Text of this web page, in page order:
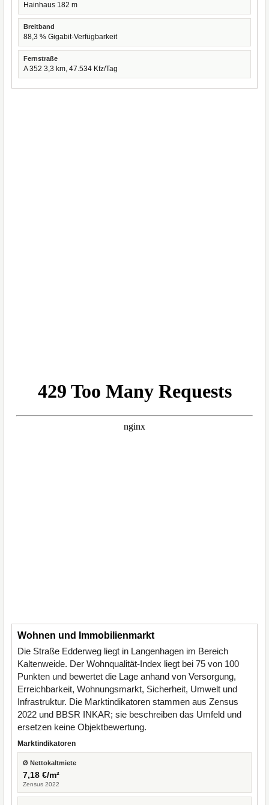
Hainhaus 182 m
Breitband
88,3 % Gigabit-Verfügbarkeit
Fernstraße
A 352 3,3 km, 47.534 Kfz/Tag
Wohnen und Immobilienmarkt
Die Straße Edderweg liegt in Langenhagen im Bereich
Kaltenweide. Der Wohnqualität-Index liegt bei 75 von 100
Punkten und bewertet die Lage anhand von Versorgung,
Erreichbarkeit, Wohnungsmarkt, Sicherheit, Umwelt und
Infrastruktur. Die Marktindikatoren stammen aus Zensus
2022 und BBSR INKAR; sie beschreiben das Umfeld und
ersetzen keine Objektbewertung.
Marktindikatoren
Ø Nettokaltmiete
7,18 €/m²
Zensus 2022